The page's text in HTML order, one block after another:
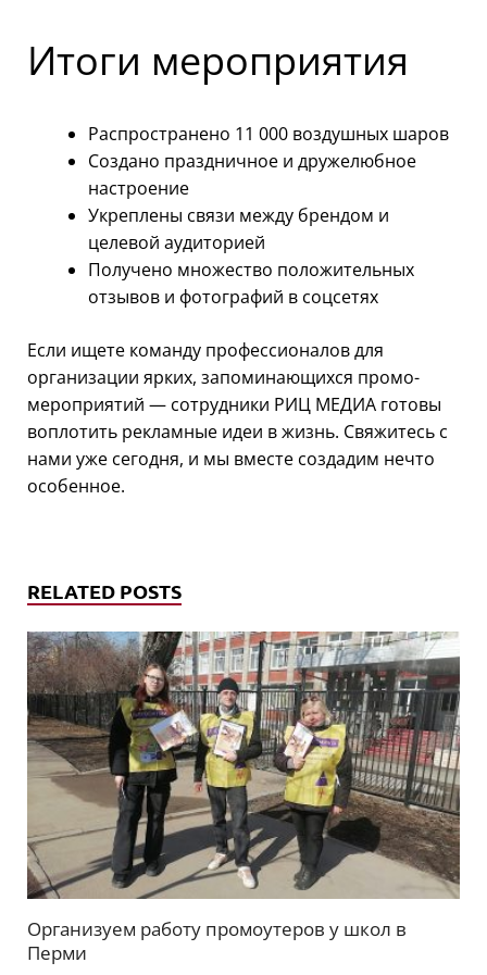
Итоги мероприятия
Распространено 11 000 воздушных шаров
Создано праздничное и дружелюбное
настроение
Укреплены связи между брендом и
целевой аудиторией
Получено множество положительных
отзывов и фотографий в соцсетях
Если ищете команду профессионалов для
организации ярких, запоминающихся промо-
мероприятий — сотрудники РИЦ МЕДИА готовы
воплотить рекламные идеи в жизнь. Свяжитесь с
нами уже сегодня, и мы вместе создадим нечто
особенное.
RELATED POSTS
Организуем работу промоутеров у школ в
Перми